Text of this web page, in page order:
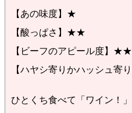
【あの味度】★
【酸っぱさ】★★
【ビーフのアピール度】★★
【ハヤシ寄りかハッシュ寄
ひとくち食べて「ワイン！